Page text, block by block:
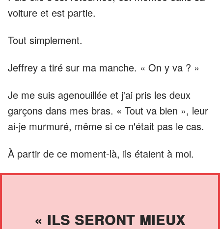
voiture et est partie.
Tout simplement.
Jeffrey a tiré sur ma manche. « On y va ? »
Je me suis agenouillée et j'ai pris les deux
garçons dans mes bras. « Tout va bien », leur
ai-je murmuré, même si ce n'était pas le cas.
À partir de ce moment-là, ils étaient à moi.
« ILS SERONT MIEUX